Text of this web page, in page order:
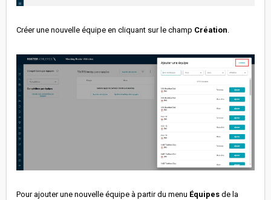
Créer une nouvelle équipe en cliquant sur le champ Création
Pour ajouter une nouvelle équipe à partir du menu Équipes de la